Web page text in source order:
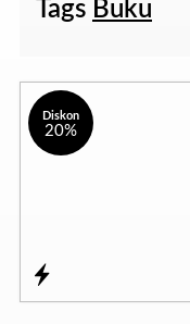
Tags Buku
Diskon
20%